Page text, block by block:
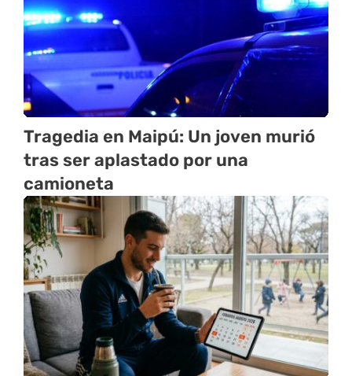
Tragedia en Maipú: Un joven murió
tras ser aplastado por una
camioneta